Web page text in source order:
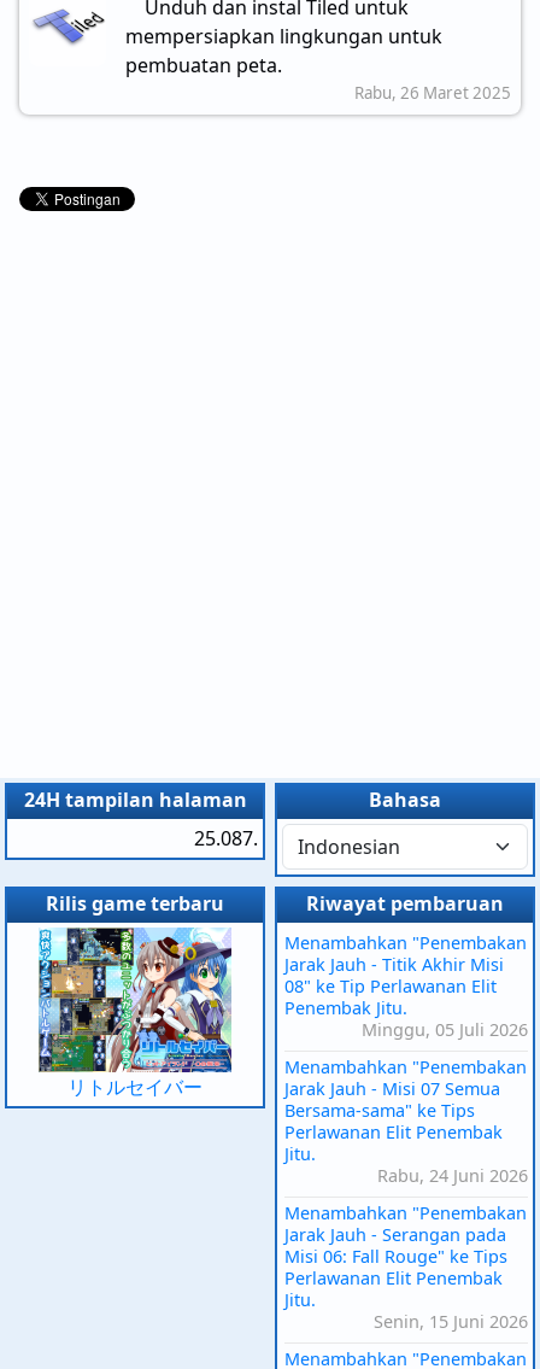
Unduh dan instal Tiled untuk
mempersiapkan lingkungan untuk
pembuatan peta.
Rabu, 26 Maret 2025
24H tampilan halaman
25.087.
Bahasa
Rilis game terbaru
リトルセイバー
Riwayat pembaruan
Menambahkan "Penembakan
Jarak Jauh - Titik Akhir Misi
08" ke Tip Perlawanan Elit
Penembak Jitu.
Minggu, 05 Juli 2026
Menambahkan "Penembakan
Jarak Jauh - Misi 07 Semua
Bersama-sama" ke Tips
Perlawanan Elit Penembak
Jitu.
Rabu, 24 Juni 2026
Menambahkan "Penembakan
Jarak Jauh - Serangan pada
Misi 06: Fall Rouge" ke Tips
Perlawanan Elit Penembak
Jitu.
Senin, 15 Juni 2026
Menambahkan "Penembakan